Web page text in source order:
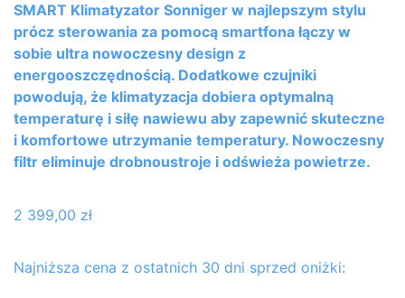
SMART Klimatyzator Sonniger w najlepszym stylu
prócz sterowania za pomocą smartfona łączy w
sobie ultra nowoczesny design z
energooszczędnością. Dodatkowe czujniki
powodują, że klimatyzacja dobiera optymalną
temperaturę i siłę nawiewu aby zapewnić skuteczne
i komfortowe utrzymanie temperatury. Nowoczesny
filtr eliminuje drobnoustroje i odświeża powietrze.
2 399,00 zł
Najniższa cena z ostatnich 30 dni sprzed oniżki: